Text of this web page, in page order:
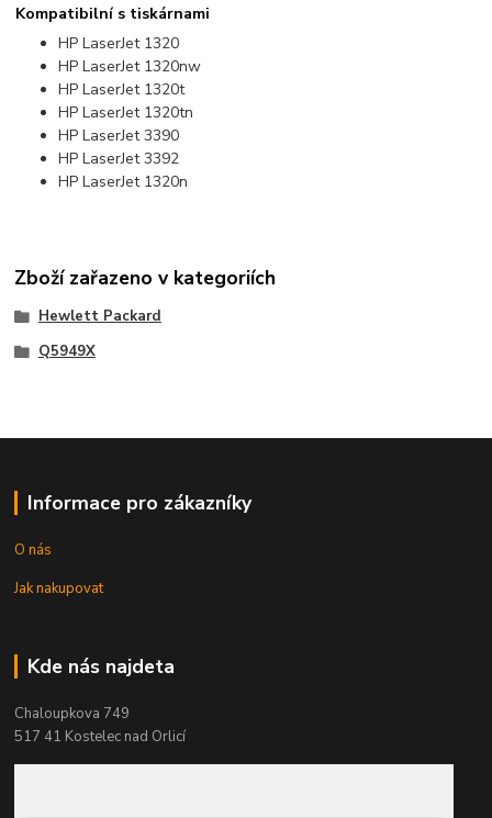
Kompatibilní s tiskárnami
HP LaserJet 1320
HP LaserJet 1320nw
HP LaserJet 1320t
HP LaserJet 1320tn
HP LaserJet 3390
HP LaserJet 3392
HP LaserJet 1320n
Zboží zařazeno v kategoriích
Hewlett Packard
Q5949X
Informace pro zákazníky
O nás
Jak nakupovat
Kde nás najdeta
Chaloupkova 749
517 41 Kostelec nad Orlicí